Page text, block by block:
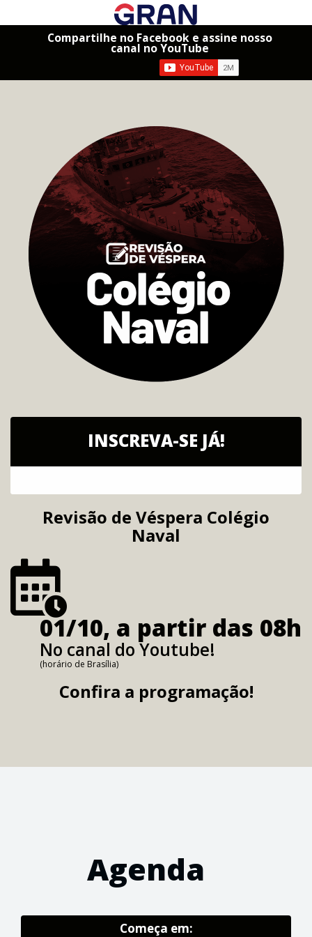
Compartilhe no Facebook e assine nosso
canal no YouTube
INSCREVA-SE JÁ!
Revisão de Véspera Colégio
Naval
01/10, a partir das 08h
No canal do Youtube!
(horário de Brasília)
Confira a programação!
Agenda
Começa em: